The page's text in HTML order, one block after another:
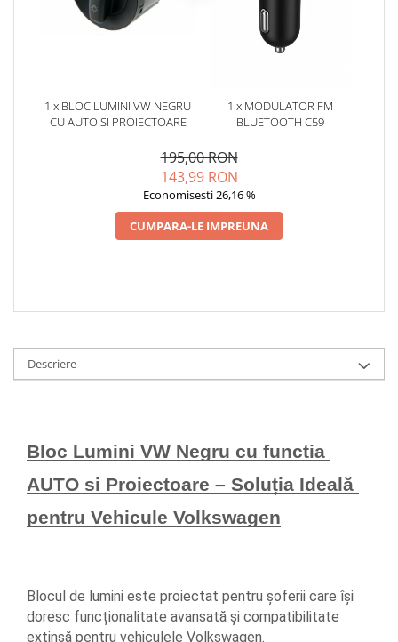
Pompa Spalator Parbriz
Marcaje si Echipamente de
Siguranta
Echipamente ADR si Utilitare
Aditivi DPF, Sistem Racire si
Servodirectie
Antigel
Produse Intretinere si Detailing
Lubrifianti si Spray-uri de Curatare
Curatare si Detailing Interior
Vopsitorie, Chituri si Adezivi
Produse de Iarna
Cabluri Pornire
1 x BLOC LUMINI VW NEGRU
CU AUTO SI PROIECTOARE
1 x MODULATOR FM
BLUETOOTH C59
195,00 RON
143,99 RON
Economisesti 26,16 %
CUMPARA-LE IMPREUNA
Descriere
Bloc Lumini VW Negru cu functia
AUTO si Proiectoare – Soluția Ideală
pentru Vehicule Volkswagen
Blocul de lumini este proiectat pentru șoferii care își
doresc funcționalitate avansată și compatibilitate
extinsă pentru vehiculele Volkswagen.